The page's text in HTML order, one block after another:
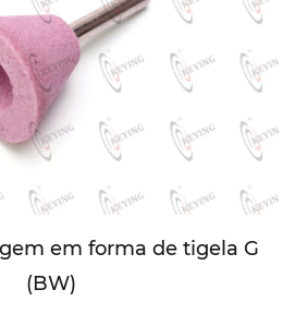
em forma de tigela G
(BW)